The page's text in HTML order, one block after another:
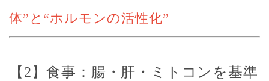
体”と“ホルモンの活性化”
【2】食事：腸・肝・ミトコンを基準